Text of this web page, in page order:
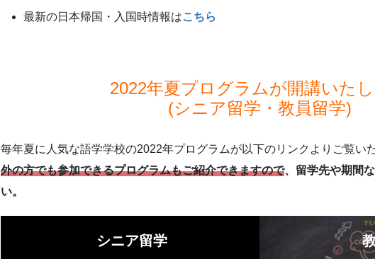
最新の日本帰国・入国時情報はこちら
2022年夏プログラムが開講いた
(シニア留学・教員留学)
毎年夏に人気な語学学校の2022年プログラムが以下のリンクよりご覧い
外の方でも参加できるプログラムもご紹介できますので、留学先や期間
い。
シニア留学